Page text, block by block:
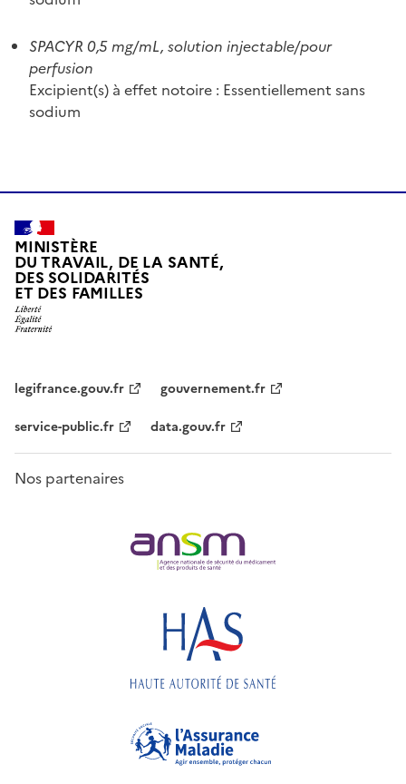
SPACYR 0,5 mg/mL, solution injectable/pour
perfusion
Excipient(s) à effet notoire : Essentiellement sans
sodium
MINISTÈRE
DU TRAVAIL, DE LA SANTÉ,
DES SOLIDARITÉS
ET DES FAMILLES
legifrance.gouv.fr
gouvernement.fr
service-public.fr
data.gouv.fr
Nos partenaires